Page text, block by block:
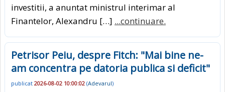
investitii, a anuntat ministrul interimar al
Finantelor, Alexandru […] ...continuare.
Petrisor Peiu, despre Fitch: "Mai bine ne-
am concentra pe datoria publica si deficit"
publicat 2026-08-02 10:00:02 (Adevarul)